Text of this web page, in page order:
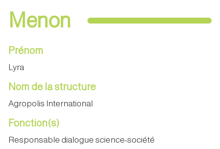
Menon
Prénom
Lyra
Nom de la structure
Agropolis International
Fonction(s)
Responsable dialogue science-société